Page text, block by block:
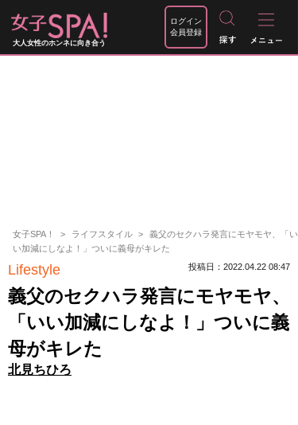
大人女性のホンネに向き合う
ログイン
会員登録
女子SPA！ ライフスタイル
義父のセクハラ発言にモヤモヤ、「い
い加減にしなよ！」ついに義母がキレた
Lifestyle 投稿日：2022.04.22 08:47
義父のセクハラ発言にモヤモヤ、
「いい加減にしなよ！」ついに義
母がキレた
北見ちひろ